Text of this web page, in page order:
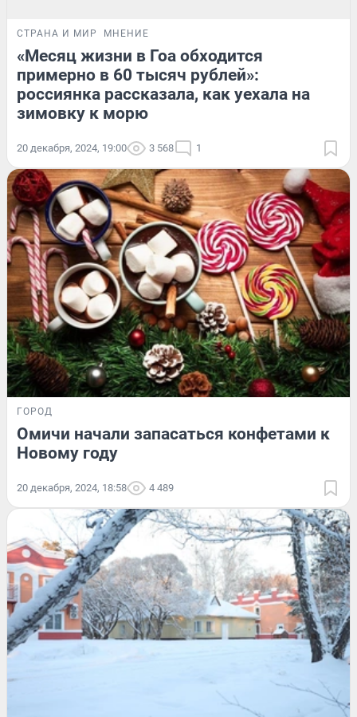
СТРАНА И МИР МНЕНИЕ
«Месяц жизни в Гоа обходится
примерно в 60 тысяч рублей»:
россиянка рассказала, как уехала на
зимовку к морю
20 декабря, 2024, 19:00 3 568 1
ГОРОД
Омичи начали запасаться конфетами к
Новому году
20 декабря, 2024, 18:58 4 489